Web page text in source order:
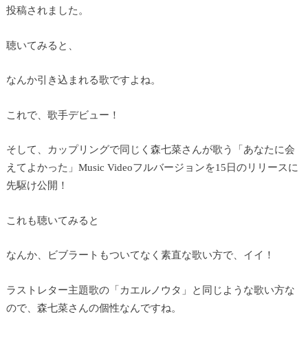
投稿されました。
聴いてみると、
なんか引き込まれる歌ですよね。
これで、歌手デビュー！
そして、カップリングで同じく森七菜さんが歌う「あなたに会
えてよかった」Music Videoフルバージョンを15日のリリースに
先駆け公開！
これも聴いてみると
なんか、ビブラートもついてなく素直な歌い方で、イイ！
ラストレター主題歌の「カエルノウタ」と同じような歌い方な
ので、森七菜さんの個性なんですね。